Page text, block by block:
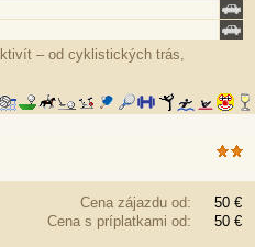
– od cyklistických trás,
Cena zájazdu od:
50 €
Cena s príplatkami od:
50 €